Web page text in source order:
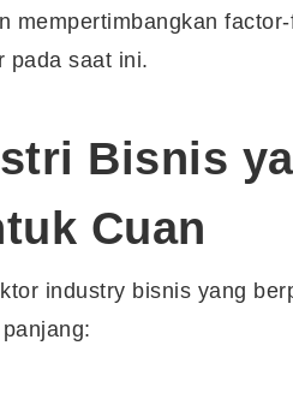
mempertimbangkan
pada saat ini.
Bisnis
Cuan
industry bisnis yang